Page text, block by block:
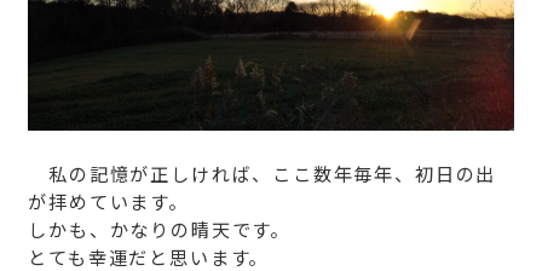
私の記憶が正しければ、ここ数年毎年、初日の出
が拝めています。
しかも、かなりの晴天です。
とても幸運だと思います。